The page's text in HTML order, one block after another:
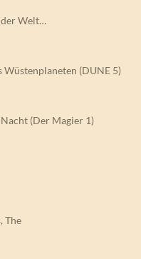
der Welt…
(DUNE 5)
(Der Magier 1)
The